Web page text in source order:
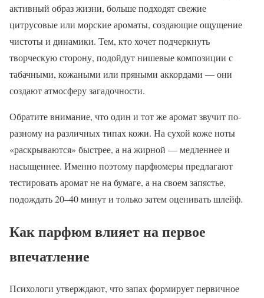
активный образ жизни, больше подходят свежие
цитрусовые или морские ароматы, создающие ощущение
чистоты и динамики. Тем, кто хочет подчеркнуть
творческую сторону, подойдут нишевые композиции с
табачными, кожаными или пряными аккордами — они
создают атмосферу загадочности.
Обратите внимание, что один и тот же аромат звучит по-
разному на различных типах кожи. На сухой коже ноты
«раскрываются» быстрее, а на жирной — медленнее и
насыщеннее. Именно поэтому парфюмеры предлагают
тестировать аромат не на бумаге, а на своем запястье,
подождать 20–40 минут и только затем оценивать шлейф.
Как парфюм влияет на первое
впечатление
Психологи утверждают, что запах формирует первичное